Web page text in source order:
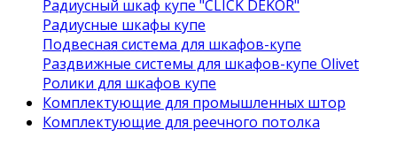
Радиусный шкаф купе "CLICK DEKOR"
Радиусные шкафы купе
Подвесная система для шкафов-купе
Раздвижные системы для шкафов-купе Olivet
Ролики для шкафов купе
Комплектующие для промышленных штор
Комплектующие для реечного потолка